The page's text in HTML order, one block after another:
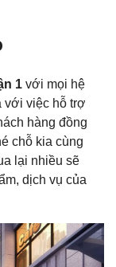
1 với mọi hệ
với việc hỗ trợ
hàng đồng
chỗ kia cùng
lại nhiều sẽ
dịch vụ của